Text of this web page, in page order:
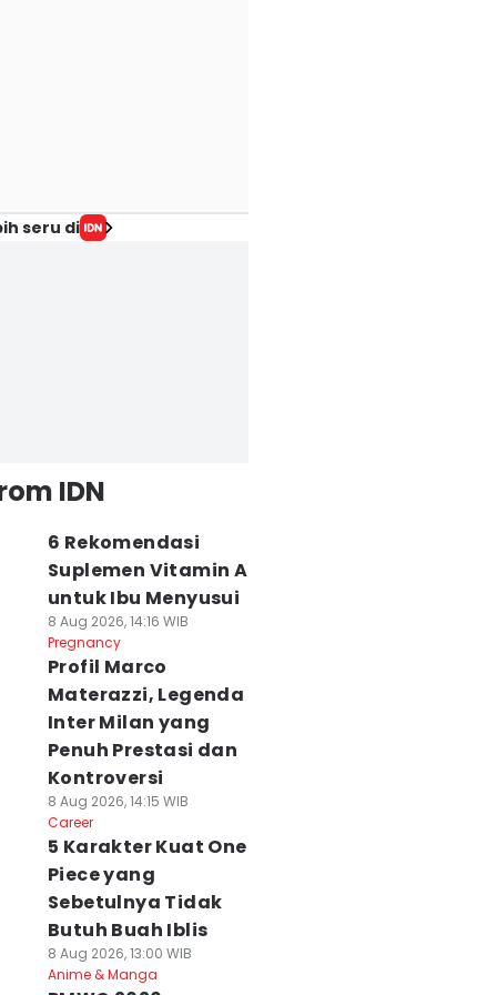
seru di
IDN
6 Rekomendasi
Suplemen Vitamin A
untuk Ibu Menyusui
8 Aug 2026, 14:16 WIB
Pregnancy
Profil Marco
Materazzi, Legenda
Inter Milan yang
Penuh Prestasi dan
Kontroversi
8 Aug 2026, 14:15 WIB
Career
5 Karakter Kuat One
Piece yang
Sebetulnya Tidak
Butuh Buah Iblis
8 Aug 2026, 13:00 WIB
Anime & Manga